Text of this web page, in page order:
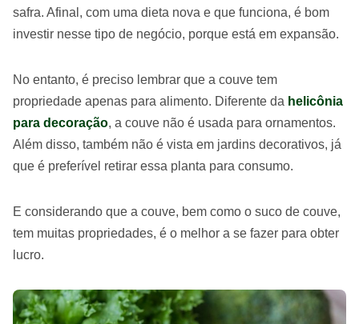
safra. Afinal, com uma dieta nova e que funciona, é bom
investir nesse tipo de negócio, porque está em expansão.
No entanto, é preciso lembrar que a couve tem
propriedade apenas para alimento. Diferente da helicônia
para decoração, a couve não é usada para ornamentos.
Além disso, também não é vista em jardins decorativos, já
que é preferível retirar essa planta para consumo.
E considerando que a couve, bem como o suco de couve,
tem muitas propriedades, é o melhor a se fazer para obter
lucro.